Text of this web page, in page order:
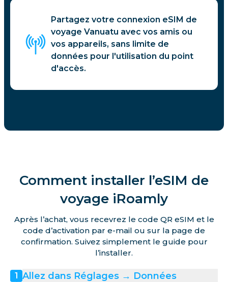
Partagez votre connexion eSIM de
voyage Vanuatu avec vos amis ou
vos appareils, sans limite de
données pour l'utilisation du point
d'accès.
Comment installer l’eSIM de
voyage iRoamly
Après l’achat, vous recevrez le code QR eSIM et le
code d’activation par e-mail ou sur la page de
confirmation. Suivez simplement le guide pour
l’installer.
1 Allez dans Réglages → Données